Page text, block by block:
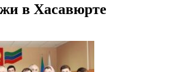
в Хасавюрте